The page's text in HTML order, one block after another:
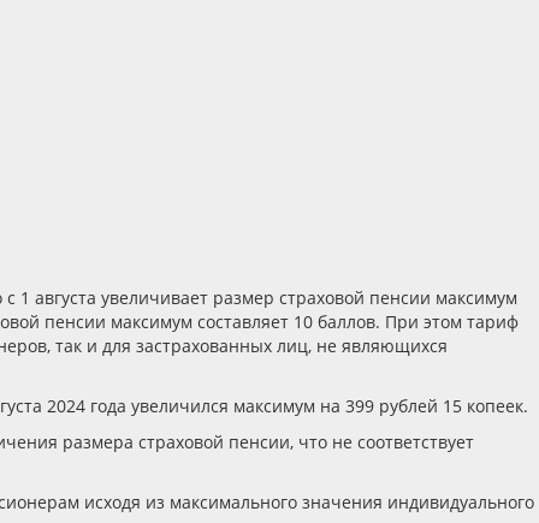
августа увеличивает размер страховой пенсии максимум
пенсии максимум составляет 10 баллов. При этом тариф
так и для застрахованных лиц, не являющихся
2024 года увеличился максимум на 399 рублей 15 копеек.
размера страховой пенсии, что не соответствует
исходя из максимального значения индивидуального